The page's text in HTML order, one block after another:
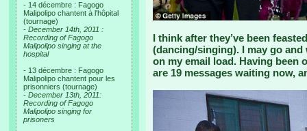
- 14 décembre : Fagogo
Malipolipo chantent à l'hôpital
(tournage)
- December 14th, 2011 :
Recording of Fagogo
Malipolipo singing at the
hospital
- 13 décembre : Fagogo
Malipolipo chantent pour les
prisonniers (tournage)
- December 13th, 2011:
Recording of Fagogo
Malipolipo singing for
prisoners
I think after they’ve been
(dancing/singing). I may go
on my email load. Having been
are 19 messages waiting now,